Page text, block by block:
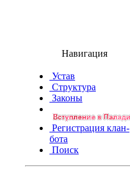
Навигация
Устав
Структура
Законы
Регистрация клан-
бота
Поиск